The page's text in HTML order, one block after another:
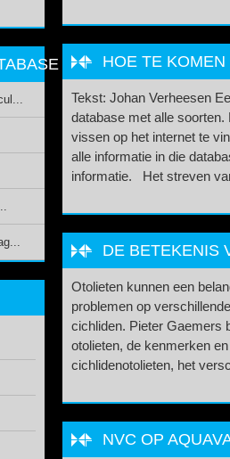
HOE TE
Tekst: Johan Verheesen
database met alle
vissen op het internet te
alle informatie in die
informatie. Het streven
DE BETEKENIS
Otolieten kunnen een
problemen op
cichliden. Pieter Gaemers
otolieten, de kenmerken
cichlidenotolieten, het
NVC OP